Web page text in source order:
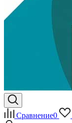
Сравнение0